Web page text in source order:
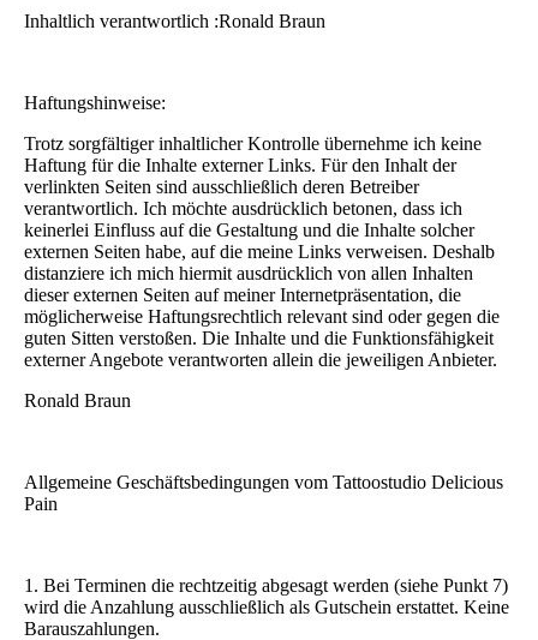
Inhaltlich verantwortlich :Ronald Braun
Haftungshinweise:
Trotz sorgfältiger inhaltlicher Kontrolle übernehme ich keine
Haftung für die Inhalte externer Links. Für den Inhalt der
verlinkten Seiten sind ausschließlich deren Betreiber
verantwortlich. Ich möchte ausdrücklich betonen, dass ich
keinerlei Einfluss auf die Gestaltung und die Inhalte solcher
externen Seiten habe, auf die meine Links verweisen. Deshalb
distanziere ich mich hiermit ausdrücklich von allen Inhalten
dieser externen Seiten auf meiner Internetpräsentation, die
möglicherweise Haftungsrechtlich relevant sind oder gegen die
guten Sitten verstoßen. Die Inhalte und die Funktionsfähigkeit
externer Angebote verantworten allein die jeweiligen Anbieter.
Ronald Braun
Allgemeine Geschäftsbedingungen vom Tattoostudio Delicious
Pain
1. Bei Terminen die rechtzeitig abgesagt werden (siehe Punkt 7)
wird die Anzahlung ausschließlich als Gutschein erstattet. Keine
Barauszahlungen.